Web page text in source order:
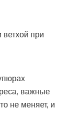
ветхой при
важные
не меняет, и